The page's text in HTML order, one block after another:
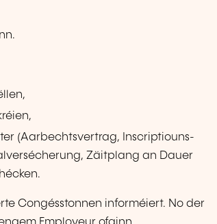
(Aarbechtsvertrag, Inscriptiouns-
Zäitplang an Dauer
Congésstonnen informéiert. No der